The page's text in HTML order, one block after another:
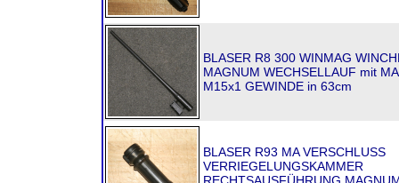
BLASER R8 300 WINMAG
MAGNUM WECHSELLAUF mit
M15x1 GEWINDE in 63cm
BLASER R93 MA VERSCHLUSS
VERRIEGELUNGSKAMMER